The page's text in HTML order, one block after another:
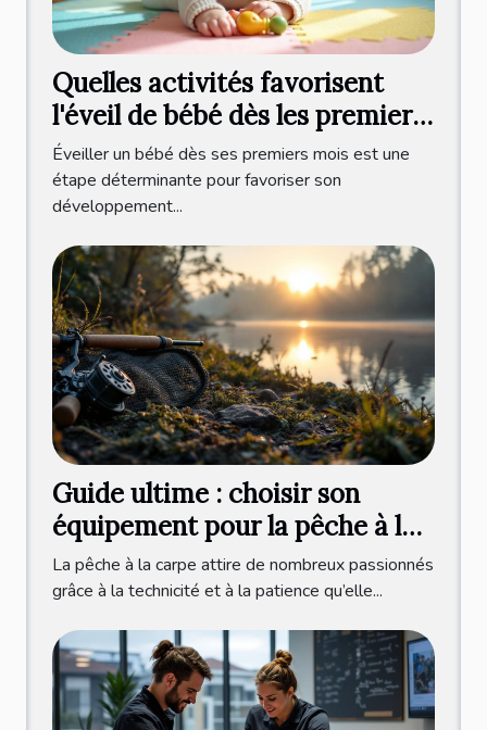
Quelles activités favorisent
l'éveil de bébé dès les premiers
mois ?
Éveiller un bébé dès ses premiers mois est une
étape déterminante pour favoriser son
développement...
Guide ultime : choisir son
équipement pour la pêche à la
carpe ?
La pêche à la carpe attire de nombreux passionnés
grâce à la technicité et à la patience qu’elle...